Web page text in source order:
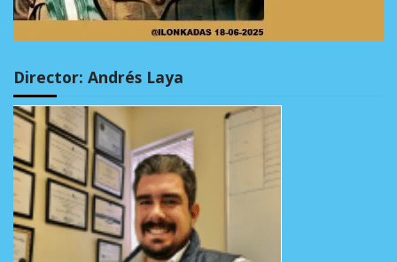
Director: Andrés Laya